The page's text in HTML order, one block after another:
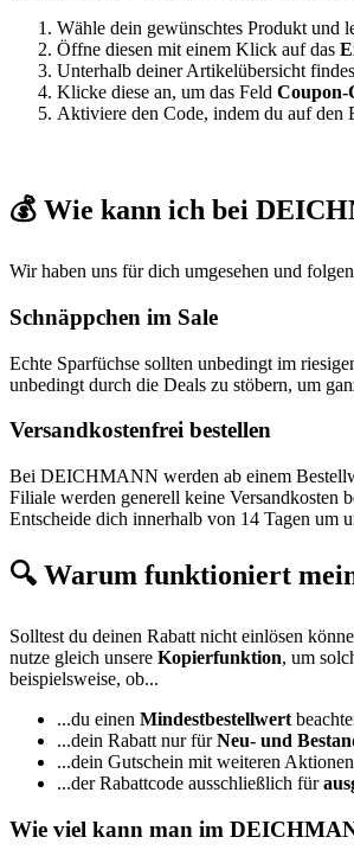
Wähle dein gewünschtes Produkt und
Öffne diesen mit einem Klick auf das
Unterhalb deiner Artikelübersicht
Klicke diese an, um das Feld Coupon-
Aktiviere den Code, indem du auf den
💰 Wie kann ich bei
Wir haben uns für dich umgesehen und
Schnäppchen im Sale
Echte Sparfüchse sollten unbedingt im
unbedingt durch die Deals zu stöbern, um
Versandkostenfrei bestellen
Bei DEICHMANN werden ab einem
Filiale werden generell keine Versandkosten
Entscheide dich innerhalb von 14 Tagen um
🔍 Warum funktioniert
Solltest du deinen Rabatt nicht einlösen
nutze gleich unsere Kopierfunktion, um
beispielsweise, ob...
...du einen Mindestbestellwert
...dein Rabatt nur fürNeu- und
...dein Gutschein mit weiteren Aktionen
...der Rabattcode ausschließlich für
Wie viel kann man im